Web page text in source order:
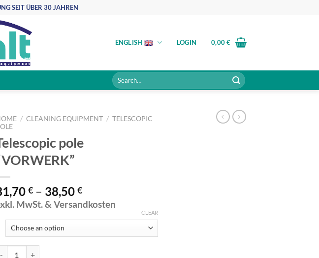
SEIT ÜBER 30 JAHREN
ENGLISH LOGIN 0,00€
Search
for:
/ CLEANING EQUIPMENT / TELESCOPIC
pole
€ – 38,50 €
MwSt. & Versandkosten
CLEAR